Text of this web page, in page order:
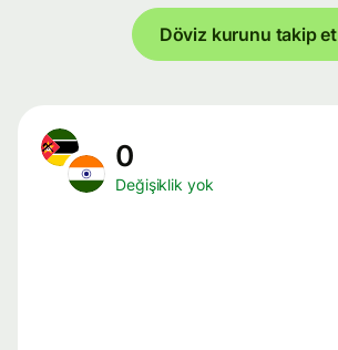
Döviz kurunu takip et
0
Değişiklik yok